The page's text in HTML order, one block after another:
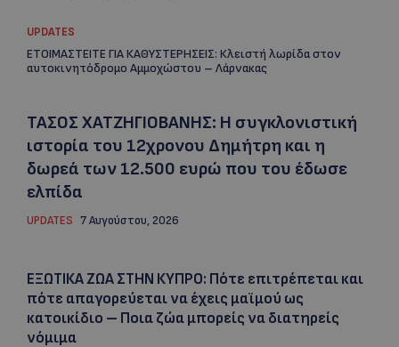
UPDATES
ΕΤΟΙΜΑΣΤΕΙΤΕ ΓΙΑ ΚΑΘΥΣΤΕΡΗΣΕΙΣ: Κλειστή λωρίδα στον
αυτοκινητόδρομο Αμμοχώστου – Λάρνακας
ΤΑΣΟΣ ΧΑΤΖΗΓΙΟΒΑΝΗΣ: Η συγκλονιστική
ιστορία του 12χρονου Δημήτρη και η
δωρεά των 12.500 ευρώ που του έδωσε
ελπίδα
UPDATES 7 Αυγούστου, 2026
ΕΞΩΤΙΚΑ ΖΩΑ ΣΤΗΝ ΚΥΠΡΟ: Πότε επιτρέπεται και
πότε απαγορεύεται να έχεις μαϊμού ως
κατοικίδιο – Ποια ζώα μπορείς να διατηρείς
νόμιμα